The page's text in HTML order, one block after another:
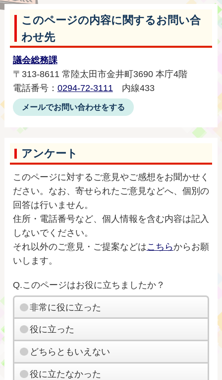
このページの内容に関するお問い合
わせ先
議会総務課
〒313-8611 常陸太田市金井町3690 本庁4階
電話番号： 0294-72-3111内線433
メールでお問い合わせをする
アンケート
このページに対するご意見やご感想をお聞かせく
ださい。なお、寄せられたご意見などへ、個別の
回答は行いません。
住所・電話番号など、個人情報を含む内容は記入
しないでください。
それ以外のご意見・ご提案などはこちらからお願
いします。
Q.このページはお役に立ちましたか？
非常に役に立った
役に立った
どちらともいえない
役に立たなかった